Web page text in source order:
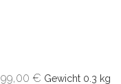
99,00 € Gewicht 0.3 kg